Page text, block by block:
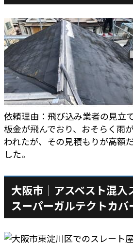
依頼理由：飛び込み業者の見立
板金が飛んでおり、おそらく雨
われたが、その見積もりが高額
した。
大阪市｜アスベスト混入
スーパーガルテクトカバ